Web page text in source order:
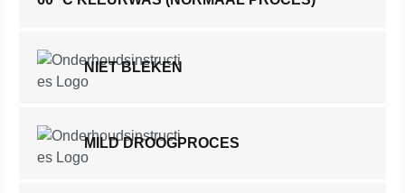
NIET BLEKEN
MILD DROOGPROCES